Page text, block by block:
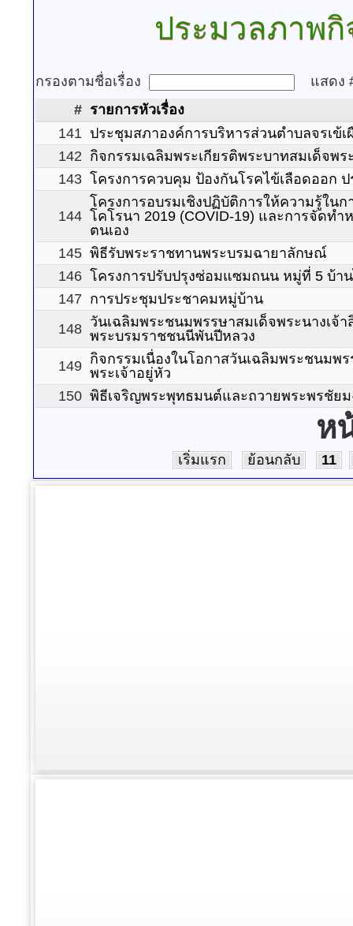
ประมวลภาพกิ
กรองตามชื่อเรื่อง
แสดง
# รายการหัวเรื่อง
141 ประชุมสภาองค์การบริหารส่วนตำบลจรเข้เ
142 กิจกรรมเฉลิมพระเกียรติพระบาทสมเด็จพร
143 โครงการควบคุม ป้องกันโรคไข้เลือดออก ป
144
โครงการอบรมเชิงปฏิบัติการให้ความรู้ใน
โคโรนา 2019 (COVID-19) และการจัดท
ตนเอง
145 พิธีรับพระราชทานพระบรมฉายาลักษณ์
146 โครงการปรับปรุงซ่อมแซมถนน หมู่ที่ 5 บ้า
147 การประชุมประชาคมหมู่บ้าน
148 วันเฉลิมพระชนมพรรษาสมเด็จพระนางเจ้
พระบรมราชชนนีพันปีหลวง
149 กิจกรรมเนื่องในโอกาสวันเฉลิมพระชนมพ
พระเจ้าอยู่หัว
150 พิธีเจริญพระพุทธมนต์และถวายพระพรชัย
ห
เริ่มแรก ย้อนกลับ 11